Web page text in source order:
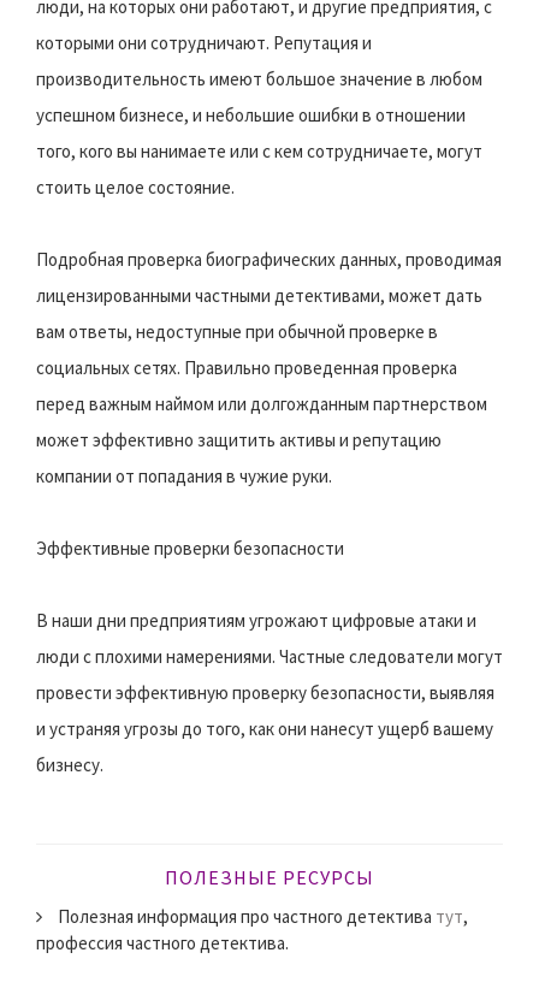
люди, на которых они работают, и другие предприятия, с
которыми они сотрудничают. Репутация и
производительность имеют большое значение в любом
успешном бизнесе, и небольшие ошибки в отношении
того, кого вы нанимаете или с кем сотрудничаете, могут
стоить целое состояние.
Подробная проверка биографических данных, проводимая
лицензированными частными детективами, может дать
вам ответы, недоступные при обычной проверке в
социальных сетях. Правильно проведенная проверка
перед важным наймом или долгожданным партнерством
может эффективно защитить активы и репутацию
компании от попадания в чужие руки.
Эффективные проверки безопасности
В наши дни предприятиям угрожают цифровые атаки и
люди с плохими намерениями. Частные следователи могут
провести эффективную проверку безопасности, выявляя
и устраняя угрозы до того, как они нанесут ущерб вашему
бизнесу.
ПОЛЕЗНЫЕ РЕСУРСЫ
Полезная информация про частного детектива тут,
профессия частного детектива.